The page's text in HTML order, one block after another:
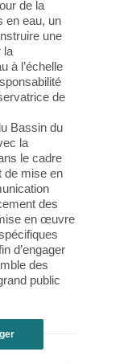
de la
en eau, un
une
la
à l’échelle
de
Bassin du
la
le cadre
de mise en
des
en œuvre
d’engager
des
public